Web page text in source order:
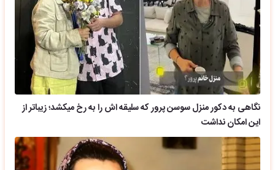
نگاهی به دکور منزل سوسن پرور که سلیقه اش را به رخ میکشد؛ زیباتر از
این امکان نداشت